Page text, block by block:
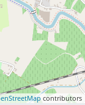
contributors